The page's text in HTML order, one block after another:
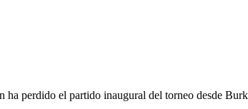
ha perdido el partido inaugural del torneo desde